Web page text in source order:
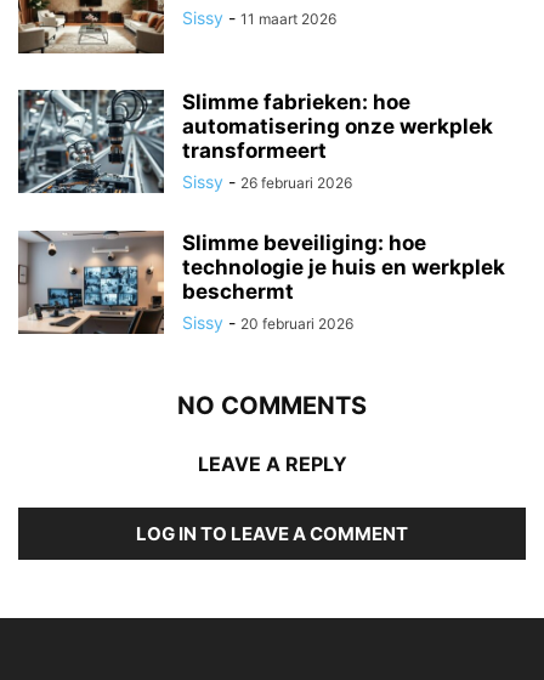
Sissy - 11 maart 2026
Slimme fabrieken: hoe
automatisering onze werkplek
transformeert
Sissy - 26 februari 2026
Slimme beveiliging: hoe
technologie je huis en werkplek
beschermt
Sissy - 20 februari 2026
NO COMMENTS
LEAVE A REPLY
LOG IN TO LEAVE A COMMENT